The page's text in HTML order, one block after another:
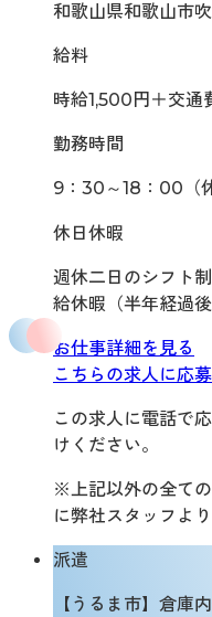
和歌山県和歌山市
給料
時給1,500円＋交通
勤務時間
9：30～18：00（
休日休暇
週休二日のシフト
給休暇（半年経過後
お仕事詳細を見る
こちらの求人に応
この求人に電話で
けください。
※上記以外の全て
に弊社スタッフよ
派遣
【うるま市】倉庫